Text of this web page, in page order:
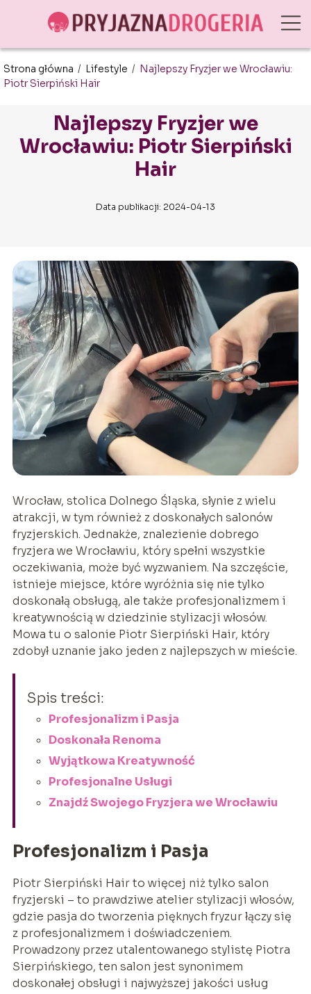
Strona główna / Lifestyle / Najlepszy Fryzjer we Wrocławiu:
Piotr Sierpiński Hair
Najlepszy Fryzjer we
Wrocławiu: Piotr Sierpiński
Hair
Data publikacji: 2024-04-13
Wrocław, stolica Dolnego Śląska, słynie z wielu
atrakcji, w tym również z doskonałych salonów
fryzjerskich. Jednakże, znalezienie dobrego
fryzjera we Wrocławiu, który spełni wszystkie
oczekiwania, może być wyzwaniem. Na szczęście,
istnieje miejsce, które wyróżnia się nie tylko
doskonałą obsługą, ale także profesjonalizmem i
kreatywnością w dziedzinie stylizacji włosów.
Mowa tu o salonie Piotr Sierpiński Hair, który
zdobył uznanie jako jeden z najlepszych w mieście.
Spis treści:
Profesjonalizm i Pasja
Doskonała Renoma
Wyjątkowa Kreatywność
Profesjonalne Usługi
Znajdź Swojego Fryzjera we Wrocławiu
Profesjonalizm i Pasja
Piotr Sierpiński Hair to więcej niż tylko salon
fryzjerski – to prawdziwe atelier stylizacji włosów,
gdzie pasja do tworzenia pięknych fryzur łączy się
z profesjonalizmem i doświadczeniem.
Prowadzony przez utalentowanego stylistę Piotra
Sierpińskiego, ten salon jest synonimem
doskonałej obsługi i najwyższej jakości usług